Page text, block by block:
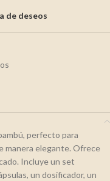
de deseos
perfecto para
manera elegante. Ofrece
Incluye un set
un dosificador, un